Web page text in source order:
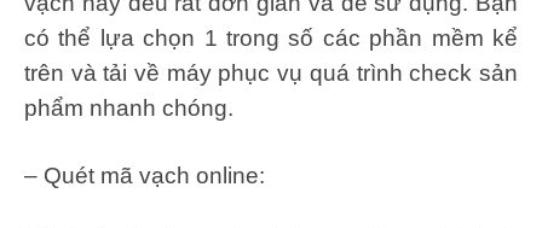
có thể lựa chọn 1 trong số các phần mềm kể
trên và tải về máy phục vụ quá trình check sản
phẩm nhanh chóng.
– Quét mã vạch online: